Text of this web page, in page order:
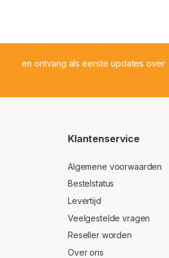
en ontvang als eerste updates over
Klantenservice
Algemene voorwaarden
Bestelstatus
Levertijd
Veelgestelde vragen
Reseller worden
Over ons